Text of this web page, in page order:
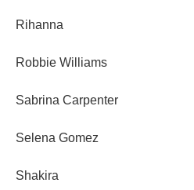
Rihanna
Robbie Williams
Sabrina Carpenter
Selena Gomez
Shakira